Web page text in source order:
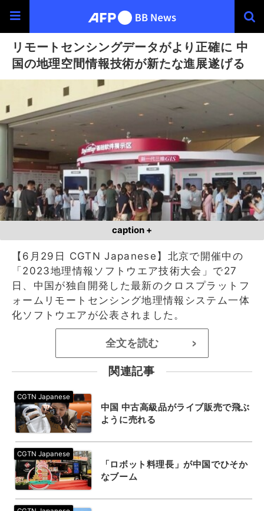
リモートセンシングデータがより正確に 中
国の地理空間情報技術が新たな進展遂げる
caption +
【6月29日 CGTN Japanese】北京で開催中の
「2023地理情報ソフトウエア技術大会」で27
日、中国が独自開発した最新のクロスプラットフ
ォームリモートセンシング地理情報システム一体
化ソフトウエアが公表されました。
全文を読む >
関連記事
中国 中古高級品がライブ販売で飛ぶ
ように売れる
「ロボット料理長」が中国でひそか
なブーム